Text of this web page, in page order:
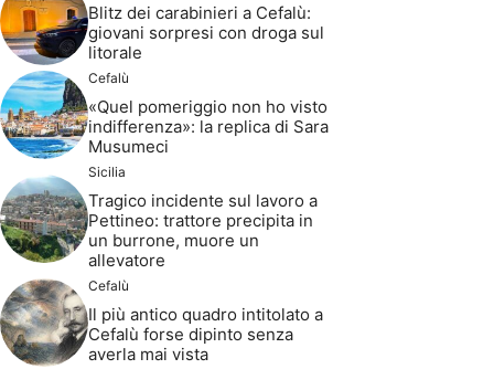
Blitz dei carabinieri a Cefalù:
giovani sorpresi con droga sul
litorale
Cefalù
«Quel pomeriggio non ho visto
indifferenza»: la replica di Sara
Musumeci
Sicilia
Tragico incidente sul lavoro a
Pettineo: trattore precipita in
un burrone, muore un
allevatore
Cefalù
Il più antico quadro intitolato a
Cefalù forse dipinto senza
averla mai vista